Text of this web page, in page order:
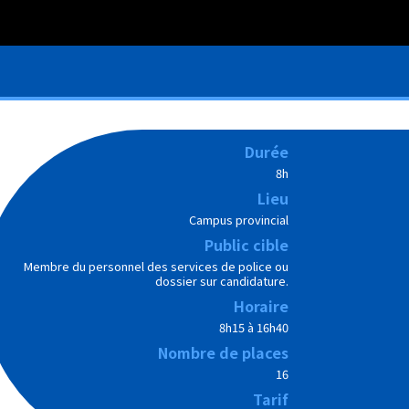
Durée
8h
Lieu
Campus provincial
Public cible
Membre du personnel des services de police ou
dossier sur candidature.
Horaire
8h15 à 16h40
Nombre de places
16
Tarif